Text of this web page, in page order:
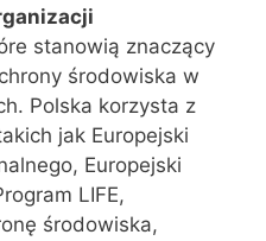
stanowią znaczący
środowiska w
Polska korzysta z
jak Europejski
Europejski
LIFE,
środowiska,